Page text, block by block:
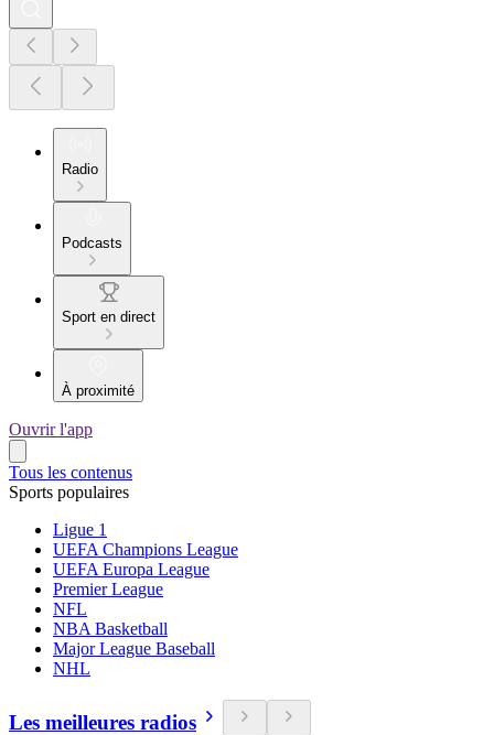
Radio
Podcasts
Sport en direct
À proximité
Ouvrir l'app
Tous les contenus
Sports populaires
Ligue 1
UEFA Champions League
UEFA Europa League
Premier League
NFL
NBA Basketball
Major League Baseball
NHL
Les meilleures radios